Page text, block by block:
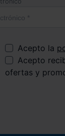
Acepto la
Acepto
ofertas y